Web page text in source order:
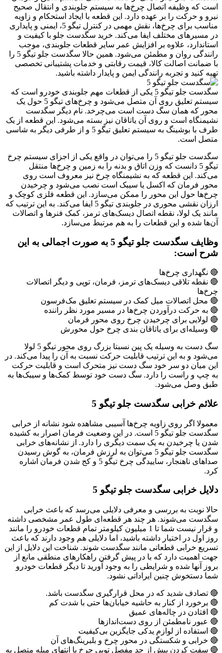
است که وظیفه اتصال چرخ‌ها به سیستم جلوبندی و انتقال صحیح
نیرو و حرکت را بر عهده دارد. این قطعه با ایجاد استحکام و زاویه
مناسب برای چرخ‌ها، نقش مهمی در کنترل تیگو 5، ایمنی و پایداری
در مسیرهای مختلف ایفا می‌کند. خرید سگدست جلو با کیفیت و
استاندارد، علاوه بر افزایش عمر سایر قطعات جلوبندی، موجب
رانندگی روان و مطمئن می‌شود. همین حالا سگدست جلو تیگو 5 را
با ضمانت اصالت کالا، قیمت رقابتی و خدمات پشتیبانی تخصصی
تهیه کنید و تجربه رانندگی ایمن و پایدار داشته باشید.
سگدست جلو تیگو 5 یکی از قطعات مهم جلوبندی خودرو است که
سیستم تعلیق روی آن متصل می‌شود و چرخ‌های تیگو 5 حول یک
محور که همان سگ دست است می‌چرخد. نام دیگر سگدست
نشیمنگاه است و روی آن یاتاقان نیز بسته می‌شود. این قطعه از یک
طرف با بوشینگ به سیستم تعلیق تیگو 5 و از طرفی دیگر به شاسی
متصل است.
سگدست جلو تیگو 5 را می‌توان در واقع یکی از اجزای سیستم چرخ
تیگو 5 دانست که وزن اتاق و بدنه را به زمین و چرخ‌ها منتقل
می‌کند. این قطعه که به نشیمنگاه چرخ نیز معروف است روی
محور فرمان که اکسل یا سیبک است نصب می‌شود و چرخیدن
چرخ‌ها حول این محور را ممکن می‌سازد. این قطعه‌ فلزی کوچک و
ارزان نقشی محوری در جلوبندی تیگو 5 ایفا می‌کند. به این ترتیب که
مانند یک لولا، نقطه‌ اتصال دیسک‌های ترمز، کمک فنرها و اتصالات
آن‌ها شده و این قطعات را به هم مرتبط می‌سازد.
وظایف سگدست جلو تیگو 5 به صورت اجمالی به این
شرح است:
🔴 نگهداری چرخ‌ها
🔴 نقطه‌ تلاقی دیسک‌های ترمز، فرمان، توپی و دیگر اتصالات
چرخ‌ها
🔴 محل اتصالات میل کمک در سیستم تعلیق مک‌فرسون
🔴 به حرکت درآوردن چرخ‌ها در مسیر مورد نظر راننده
🔴 لولایی برای چرخیدن چرخ روی محور فرمان
🔴 وسیله‌‌ای برای یاتاقان بندی چرخ حول محورش
سگ‌ دست به وسیله یک پین نسبتا بزرگ روی محور تیگو 5 لولا
می‌شود و به این ترتیب قابلیت حرکت نسبت به آن را پیدا می‌کند. در
این میان دو سر خود سگ دست نیز متحرک است و قابلیت حرکت
به چپ و راست را دارد. سگ دست خود توسط کمک‌ها و سیبک‌ها به
طبق وصل می‌شود.
علائم خرابی سگدست جلو تیگو 5
معمولا اگر روی زاویه چرخ‌ها آسیبی مشاهده شود نشانه از خرابی
سگدست جلو تیگو 5 است. در این وضعیت فرمان اصرار به کشیده
شدن یا چرخیدن به یک سمت دیگری را دارد. از نشانه‌های خرابی
سگدست جلو تیگو 5 می‌توان به لرزش فرمان، به گوش رسیدن
صداهای ناهنجار، ساییدگی چرخ تیگو 5 و کج شدن فرمان اشاره
کرد.
دلایل خرابی سگدست جلو تیگو 5
حالا نوبت به بررسی و معرفی دلایلی می‌رسد که باعث خرابی
سگدست می‌شوند. هر چند هر قطعه‌ای طول عمر مشخصی داشته
و قرار نیست شما تا 1 میلیون کیلومتر تمام قطعات خودرو را مانند
روز اول در اختیار داشته باشید، اما دلایلی هم وجود دارند که باعث
تسریع خرابی قطعاتی مانند سگدست شوند. شناخت این دلایل از این
جهت اهمیت دارد که با در پیش گرفتن راهکارهای منطقی مانع از
بروز آنها شده و شرایطی را به وجود آورید تا دیگر قطعات خودرو
شما دستخوش چنین ایراداتی نشود.
🔴 تصادف شدید که در محل قرارگیری سگدست باشد.
🔴 برخورد از کنار به حاشیه خیابان‌ها حتی با شدت کم
🔴 افتادن در چاله‌های عمیق
🔴 عبور نامطمئن از روی دست‌اندازها
🔴 استفاده از لوازم یدکی جایگزین بی‌کیفیت
🔴 خرابی و شکستگی در محور چرخ و بلبرینگ‌های آن
🔴 سفت کردن بیش از حد مفصل توپی چرخ یا انتهای میله متصل به